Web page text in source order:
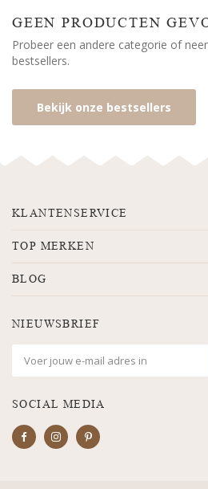
GEEN PRODUCTEN
Probeer een andere categorie of
bestsellers.
Bekijk onze bestsellers
KLANTENSERVICE
TOP MERKEN
BLOG
NIEUWSBRIEF
SOCIAL MEDIA